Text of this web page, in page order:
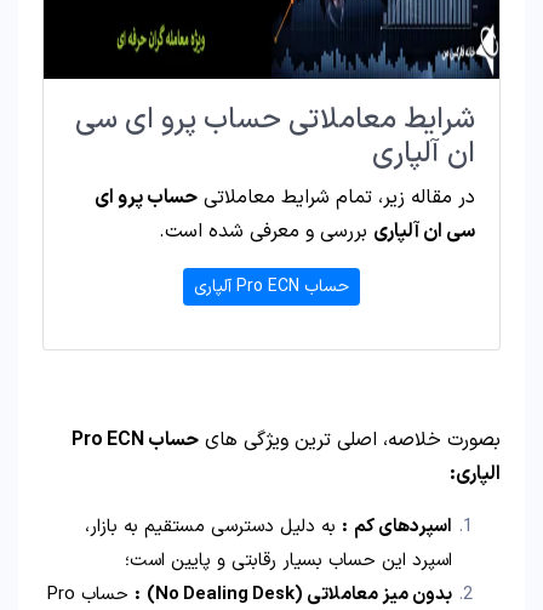
شرایط معاملاتی حساب پرو ای سی
ان آلپاری
در مقاله زیر، تمام شرایط معاملاتی حساب پرو ای
سی ان آلپاری بررسی و معرفی شده است.
حساب Pro ECN آلپاری
بصورت خلاصه، اصلی ترین ویژگی های
حساب Pro ECN
الپاری:
اسپردهای کم : به دلیل دسترسی مستقیم به بازار،
اسپرد این حساب بسیار رقابتی و پایین است؛
بدون میز معاملاتی (No Dealing Desk)
:
حساب‌ Pro